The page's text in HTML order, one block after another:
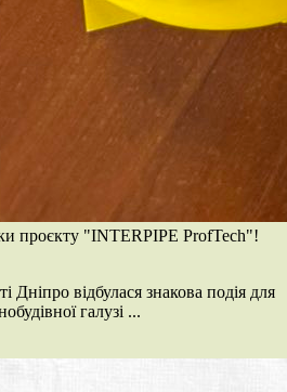
проєкту "INTERPIPE ProfTech"!
Дніпро відбулася знакова подія для
галузі ...